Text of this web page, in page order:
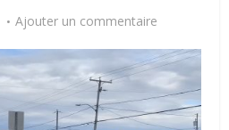
Ajouter un commentaire